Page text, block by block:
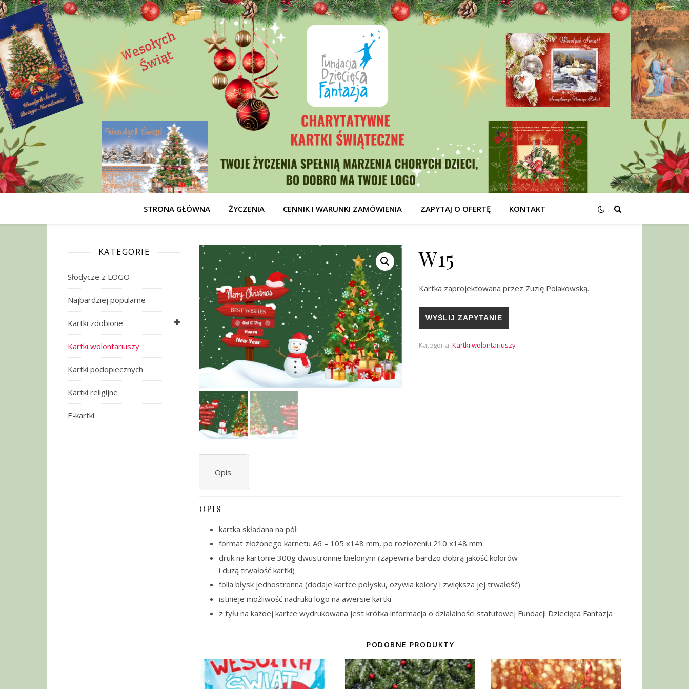
STRONA GŁÓWNA ŻYCZENIA CENNIK I WARUNKI ZAMÓWIENIA ZAPYTAJ O OFERTĘ KONTAKT
KATEGORIE
Słodycze z LOGO
Najbardziej popularne
Kartki zdobione
Kartki wolontariuszy
Kartki podopiecznych
Kartki religijne
E-kartki
W15
Kartka zaprojektowana przez Zuzię Polakowską.
WYŚLIJ ZAPYTANIE
Kategoria: Kartki wolontariuszy
Opis
OPIS
kartka składana na pół
format złożonego karnetu A6 – 105 x148 mm, po rozłożeniu 210 x148 mm
druk na kartonie 300g dwustronnie bielonym (zapewnia bardzo dobrą jakość kolorów
i dużą trwałość kartki)
folia błysk jednostronna (dodaje kartce połysku, ożywia kolory i zwiększa jej trwałość)
istnieje możliwość nadruku logo na awersie kartki
z tyłu na każdej kartce wydrukowana jest krótka informacja o działalności statutowej Fundacji Dziecięca Fantazja
PODOBNE PRODUKTY